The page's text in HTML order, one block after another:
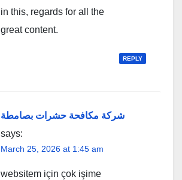
in this, regards for all the
great content.
REPLY
شركة مكافحة حشرات بصامطة
says:
March 25, 2026 at 1:45 am
websitem için çok işime